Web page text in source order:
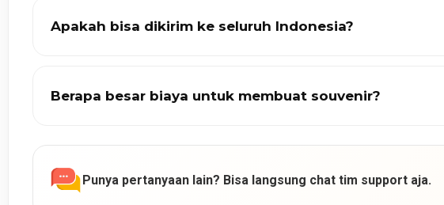
Apakah bisa dikirim ke seluruh Indonesia?
Berapa besar biaya untuk membuat souvenir?
Punya pertanyaan lain? Bisa langsung chat tim support aja.